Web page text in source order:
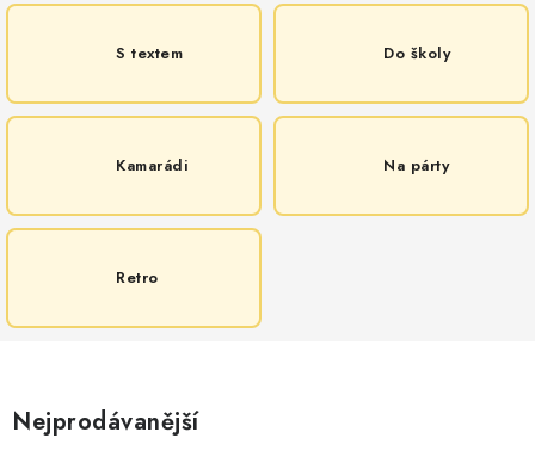
O nás Časté otázky
Doprava a platba
Zásady zpracování ochrany osobních údajů
Kontakty
S textem Do školy
Kamarádi Na párty
Retro
Nejprodávanější